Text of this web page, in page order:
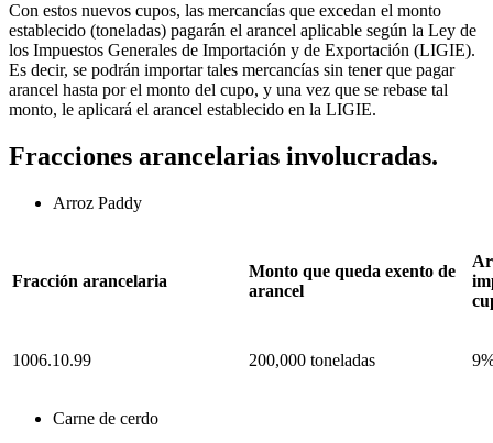
Con estos nuevos cupos, las mercancías que excedan el monto
establecido (toneladas) pagarán el arancel aplicable según la Ley de
los Impuestos Generales de Importación y de Exportación (LIGIE).
Es decir, se podrán importar tales mercancías sin tener que pagar
arancel hasta por el monto del cupo, y una vez que se rebase tal
monto, le aplicará el arancel establecido en la LIGIE.
Fracciones arancelarias involucradas.
Arroz Paddy
Fracción arancelaria
Monto que queda exento de
arancel
1006.10.99 200,000 toneladas
Carne de cerdo